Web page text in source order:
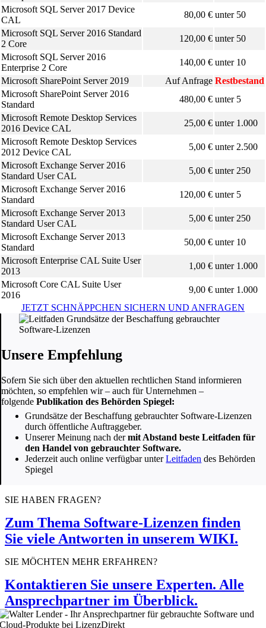
Microsoft SQL Server 2017 Device
CAL
80,00 € unter 50
Microsoft SQL Server 2016 Standard
2 Core
120,00 € unter 50
Microsoft SQL Server 2016
Enterprise 2 Core
140,00 € unter 10
Microsoft SharePoint Server 2019
Auf Anfrage Restbestand
Microsoft SharePoint Server 2016
Standard
480,00 € unter 5
Microsoft Remote Desktop Services
2016 Device CAL
25,00 € unter 1.000
Microsoft Remote Desktop Services
2012 Device CAL
5,00 € unter 2.500
Microsoft Exchange Server 2016
Standard User CAL
5,00 € unter 250
Microsoft Exchange Server 2016
Standard
120,00 € unter 5
Microsoft Exchange Server 2013
Standard User CAL
5,00 € unter 250
Microsoft Exchange Server 2013
Standard
50,00 € unter 10
Microsoft Enterprise CAL Suite User
2013
1,00 € unter 1.000
Microsoft Core CAL Suite User
2016
9,00 € unter 1.000
JETZT SCHNÄPPCHEN SICHERN UND ANFRAGEN
Unsere Empfehlung
Sofern Sie sich über den aktuellen rechtlichen Stand informieren
möchten, so empfehlen wir – auch für Unternehmen –
folgendePublikation des Behörden Spiegel:
Grundsätze der Beschaffung gebrauchter Software-Lizenzen
durch öffentliche Auftraggeber.
Unserer Meinung nach dermit Abstand beste Leitfaden für
den Handel von gebrauchter Software.
Jederzeit auch online verfügbar unterLeitfaden des Behörden
Spiegel
SIE HABEN FRAGEN?
Zum Thema Software-Lizenzen finden
Sie viele Antworten in unserem WIKI.
SIE MÖCHTEN MEHR ERFAHREN?
Kontaktieren Sie unsere Experten. Alle
Ansprechpartner im Überblick.